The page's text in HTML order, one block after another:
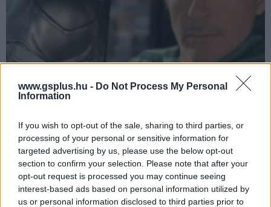
www.gsplus.hu - Do Not Process My Personal
Information
If you wish to opt-out of the sale, sharing to third parties, or
processing of your personal or sensitive information for
targeted advertising by us, please use the below opt-out
section to confirm your selection. Please note that after your
opt-out request is processed you may continue seeing
interest-based ads based on personal information utilized by
us or personal information disclosed to third parties prior to
| 2025.05.23 18:04
Igazából semmi meglepő nincs abban, hogy csúszik az
Avengers: Doomsday és a Secret Wars is.